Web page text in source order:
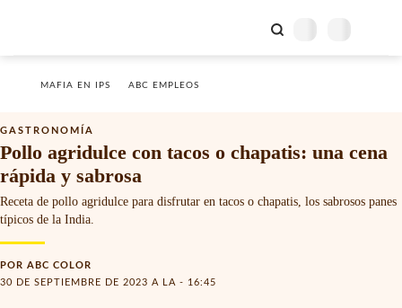
MAFIA EN IPS ABC EMPLEOS
GASTRONOMÍA
Pollo agridulce con tacos o chapatis: una cena
rápida y sabrosa
Receta de pollo agridulce para disfrutar en tacos o chapatis, los sabrosos panes
típicos de la India.
POR ABC COLOR
30 DE SEPTIEMBRE DE 2023 A LA - 16:45